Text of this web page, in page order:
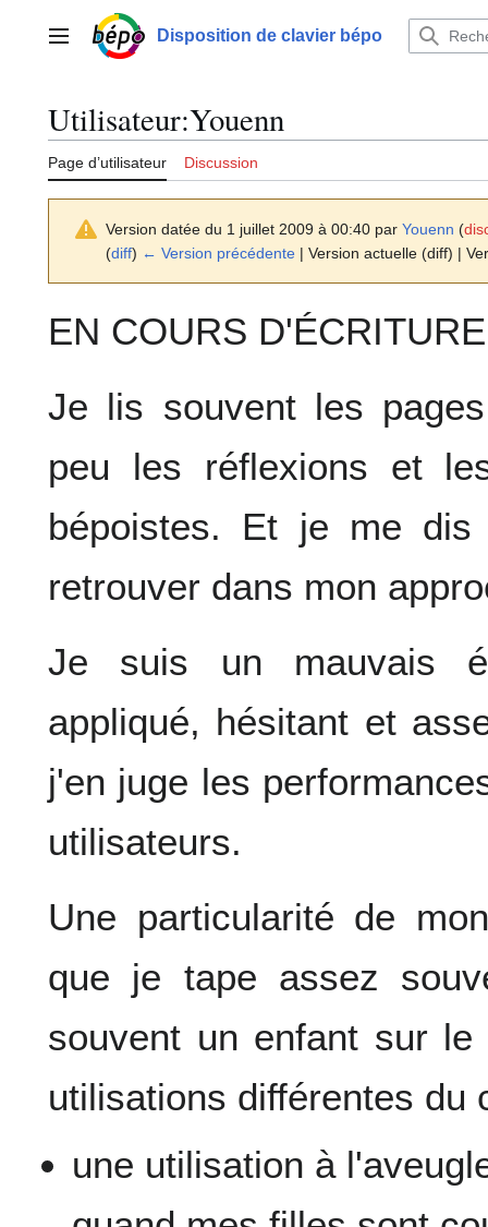
contenuMenu principalDisposition de clavier bépo
Utilisateur:Youenn
Page d’utilisateur Discussion
Version datée du 1 juillet 2009 à 00:40 par Youenn (
(diff) ← Version précédente | Version actuelle (diff) |
EN COURS D'ÉCRITURE
Je lis souvent les
peu les réflexions et
bépoistes. Et je me
retrouver dans mon
Je suis un mauvais
appliqué, hésitant et
j'en juge les
utilisateurs.
Une particularité de
que je tape assez
souvent un enfant sur
utilisations différentes du
une utilisation à